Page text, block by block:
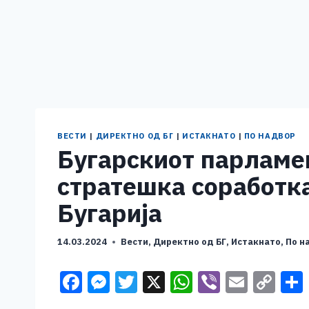
ВЕСТИ | ДИРЕКТНО ОД БГ | ИСТАКНАТО | ПО НАДВОР
Бугарскиот
стратешка
Бугарија
14.03.2024 Вести, Директно од БГ, Истакнато, По
F M T X W Vi E C